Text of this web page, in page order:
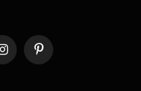
InstagramPinterest